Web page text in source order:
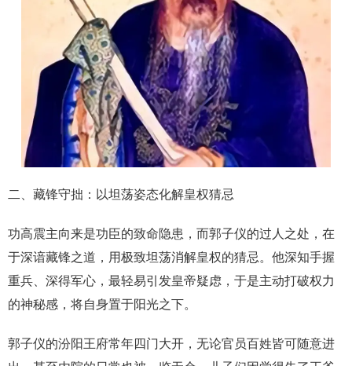
二、藏锋守拙：以坦荡姿态化解皇权猜忌
功高震主向来是功臣的致命隐患，而郭子仪的过人之处，在
于深谙藏锋之道，用极致坦荡消解皇权的猜忌。他深知手握
重兵、深得军心，最轻易引发皇帝疑虑，于是主动打破权力
的神秘感，将自身置于阳光之下。
郭子仪的汾阳王府常年四门大开，无论官员百姓皆可随意进